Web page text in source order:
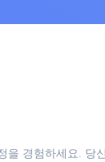
경험하세요.